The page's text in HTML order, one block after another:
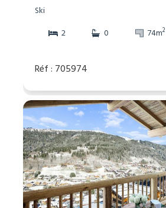
Ski
2
0 74m2
Réf : 705974